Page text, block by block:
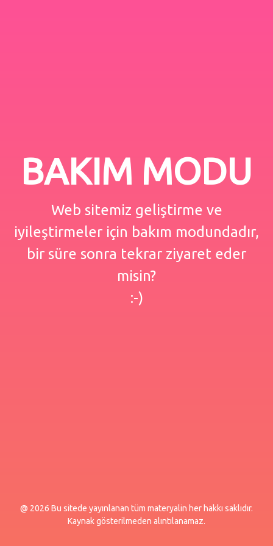
BAKIM MODU
Web sitemiz geliştirme ve
iyileştirmeler için bakım modundadır,
bir süre sonra tekrar ziyaret eder
misin?
:-)
@ 2026 Bu sitede yayınlanan tüm materyalin her hakkı saklıdır.
Kaynak gösterilmeden alıntılanamaz.